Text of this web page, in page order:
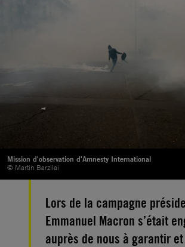
Mission d'observation d'Amnesty International
© Martin Barzilai
Lors de la campagne
Emmanuel Macron s’était
auprès de nous à garantir